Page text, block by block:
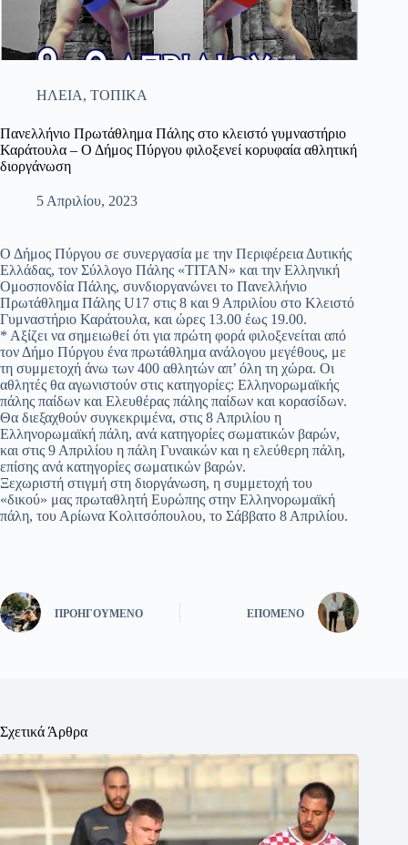
ΗΛΕΙΑ, ΤΟΠΙΚΑ
Πανελλήνιο Πρωτάθλημα Πάλης στο κλειστό γυμναστήριο
Καράτουλα – Ο Δήμος Πύργου φιλοξενεί κορυφαία αθλητική
διοργάνωση
5 Απριλίου, 2023
Ο Δήμος Πύργου σε συνεργασία με την Περιφέρεια Δυτικής
Ελλάδας, τον Σύλλογο Πάλης «ΤΙΤΑΝ» και την Ελληνική
Ομοσπονδία Πάλης, συνδιοργανώνει το Πανελλήνιο
Πρωτάθλημα Πάλης U17 στις 8 και 9 Απριλίου στο Κλειστό
Γυμναστήριο Καράτουλα, και ώρες 13.00 έως 19.00.
* Αξίζει να σημειωθεί ότι για πρώτη φορά φιλοξενείται από
τον Δήμο Πύργου ένα πρωτάθλημα ανάλογου μεγέθους, με
τη συμμετοχή άνω των 400 αθλητών απ’ όλη τη χώρα. Οι
αθλητές θα αγωνιστούν στις κατηγορίες: Ελληνορωμαϊκής
πάλης παίδων και Ελευθέρας πάλης παίδων και κορασίδων.
Θα διεξαχθούν συγκεκριμένα, στις 8 Απριλίου η
Ελληνορωμαϊκή πάλη, ανά κατηγορίες σωματικών βαρών,
και στις 9 Απριλίου η πάλη Γυναικών και η ελεύθερη πάλη,
επίσης ανά κατηγορίες σωματικών βαρών.
Ξεχωριστή στιγμή στη διοργάνωση, η συμμετοχή του
«δικού» μας πρωταθλητή Ευρώπης στην Ελληνορωμαϊκή
πάλη, του Αρίωνα Κολιτσόπουλου, το Σάββατο 8 Απριλίου.
ΠΡΟΗΓΟΎΜΕΝΟ ΕΠΌΜΕΝΟ
Σχετικά Άρθρα